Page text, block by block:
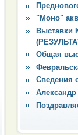
"Моно"
Выставки
Общая
Сведения